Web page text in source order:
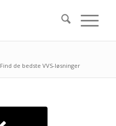
Find de bedste VVS-løsninger